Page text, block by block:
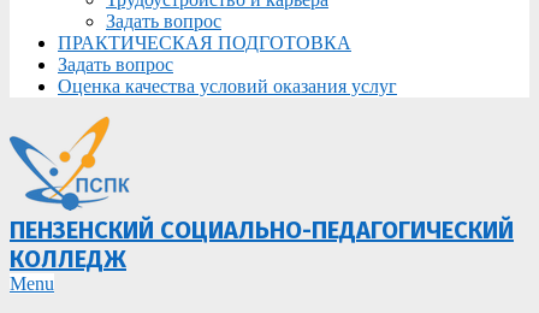
Задать вопрос
ПРАКТИЧЕСКАЯ ПОДГОТОВКА
Задать вопрос
Оценка качества условий оказания услуг
ПЕНЗЕНСКИЙ СОЦИАЛЬНО-ПЕДАГОГИЧЕСКИЙ
КОЛЛЕДЖ
Primary
Menu